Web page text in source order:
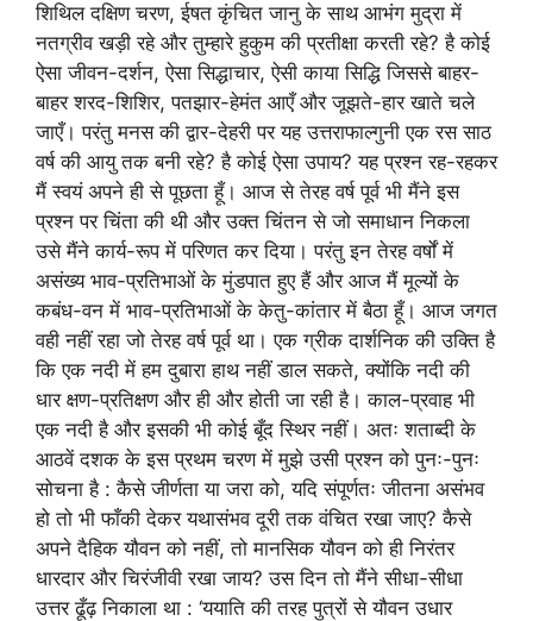
शिथिल दक्षिण चरण, ईषत कृंचित जानु के साथ आभंग मुद्रा में
नतग्रीव खड़ी रहे और तुम्हारे हुकुम की प्रतीक्षा करती रहे? है कोई
ऐसा जीवन-दर्शन, ऐसा सिद्धाचार, ऐसी काया सिद्धि जिससे बाहर-
बाहर शरद-शिशिर, पतझार-हेमंत आएँ और जूझते-हार खाते चले
जाएँ। परंतु मनस की द्वार-देहरी पर यह उत्तराफाल्गुनी एक रस साठ
वर्ष की आयु तक बनी रहे? है कोई ऐसा उपाय? यह प्रश्न रह-रहकर
मैं स्वयं अपने ही से पूछता हूँ। आज से तेरह वर्ष पूर्व भी मैंने इस
प्रश्न पर चिंता की थी और उक्त चिंतन से जो समाधान निकला
उसे मैंने कार्य-रूप में परिणत कर दिया। परंतु इन तेरह वर्षों में
असंख्य भाव-प्रतिभाओं के मुंडपात हुए हैं और आज मैं मूल्यों के
कबंध-वन में भाव-प्रतिभाओं के केतु-कांतार में बैठा हूँ। आज जगत
वही नहीं रहा जो तेरह वर्ष पूर्व था। एक ग्रीक दार्शनिक की उक्ति है
कि एक नदी में हम दुबारा हाथ नहीं डाल सकते, क्योंकि नदी की
धार क्षण-प्रतिक्षण और ही और होती जा रही है। काल-प्रवाह भी
एक नदी है और इसकी भी कोई बूँद स्थिर नहीं। अतः शताब्दी के
आठवें दशक के इस प्रथम चरण में मुझे उसी प्रश्न को पुनः-पुनः
सोचना है : कैसे जीर्णता या जरा को, यदि संपूर्णतः जीतना असंभव
हो तो भी फाँकी देकर यथासंभव दूरी तक वंचित रखा जाए? कैसे
अपने दैहिक यौवन को नहीं, तो मानसिक यौवन को ही निरंतर
धारदार और चिरंजीवी रखा जाय? उस दिन तो मैंने सीधा-सीधा
उत्तर ढूँढ़ निकाला था : ‘ययाति की तरह पुत्रों से यौवन उधार